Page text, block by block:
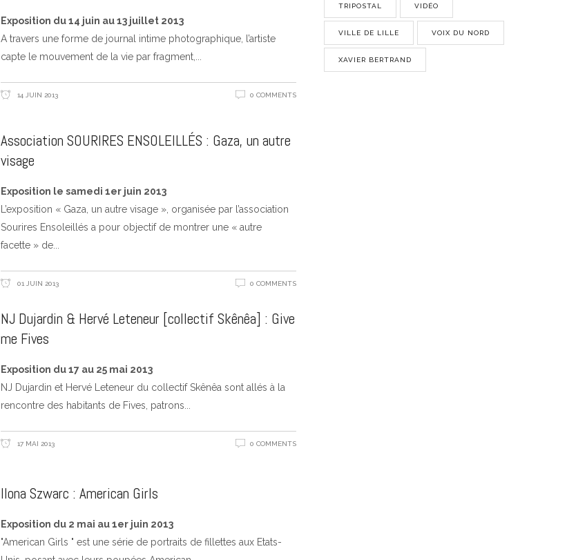
Exposition du 14 juin au 13 juillet 2013
A travers une forme de journal intime photographique, l’artiste
capte le mouvement de la vie par fragment,
14 JUIN 2013 0 COMMENTS
Association SOURIRES ENSOLEILLÉS : Gaza, un autre
visage
Exposition le samedi 1er juin 2013
L’exposition « Gaza, un autre visage », organisée par l’association
Sourires Ensoleillés a pour objectif de montrer une « autre
facette » de
01 JUIN 2013 0 COMMENTS
NJ Dujardin & Hervé Leteneur [collectif Skênêa] : Give
me Fives
Exposition du 17 au 25 mai 2013
NJ Dujardin et Hervé Leteneur du collectif Skênêa sont allés à la
rencontre des habitants de Fives, patrons
17 MAI 2013 0 COMMENTS
Ilona Szwarc : American Girls
Exposition du 2 mai au 1er juin 2013
"American Girls " est une série de portraits de fillettes aux Etats-
TRIPOSTAL VIDÉO
VILLE DE LILLE VOIX DU NORD
XAVIER BERTRAND